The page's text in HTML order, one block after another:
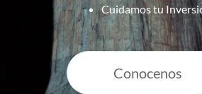
Cuidamos tu
Conocenos